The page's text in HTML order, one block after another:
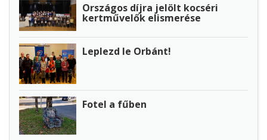
Országos díjra jelölt kocséri
kertművelők elismerése
Leplezd le Orbánt!
Fotel a fűben